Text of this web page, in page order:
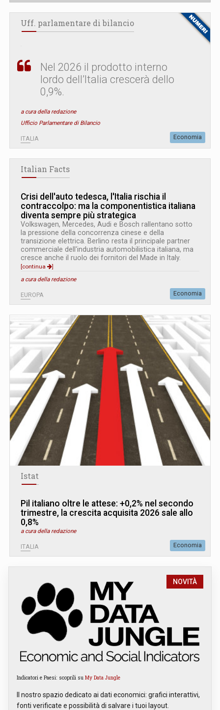
Uff. parlamentare di bilancio
Nel 2026 il prodotto interno
lordo dell’Italia crescerà dello
0,9%.
a cura della redazione
Ufficio Parlamentare di Bilancio
ITALIA Economia
Italian Facts
Crisi dell'auto tedesca, l'Italia rischia il
contraccolpo: ma la componentistica italiana
diventa sempre più strategica
Volkswagen, Mercedes, Audi e Bosch rallentano sotto
la pressione della concorrenza cinese e della
transizione elettrica. Berlino resta il principale partner
commerciale dell'industria automobilistica italiana, ma
cresce anche il ruolo dei fornitori del Made in Italy.
[continua
]
a cura della redazione
EUROPA Economia
Istat
Pil italiano oltre le attese: +0,2% nel secondo
trimestre, la crescita acquisita 2026 sale allo
0,8%
a cura della redazione
ITALIA Economia
NOVITÀ
Indicatori e Paesi: scoprili su My Data Jungle
Il nostro spazio dedicato ai dati economici: grafici interattivi,
fonti verificate e possibilità di salvare i tuoi layout.